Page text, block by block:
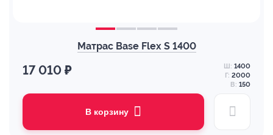
Матрас Base Flex S 1400
17 010 ₽ Ш: 1400
Г: 2000
В: 150
В корзину